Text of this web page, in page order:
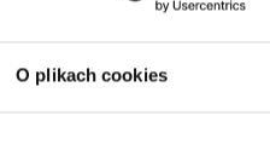
O plikach cookies